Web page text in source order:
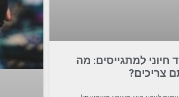
חיוני למתגייסים: מה
צריכים?